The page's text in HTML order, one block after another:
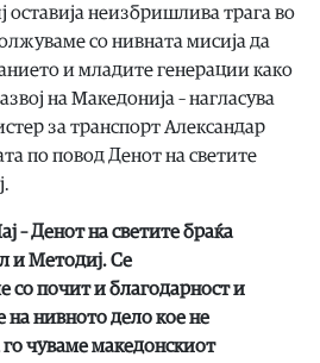
неизбришлива трага во
со нивната мисија да
и младите генерации како
на Македонија – нагласува
за транспорт Александар
по повод Денот на светите
– Денот на светите браќа
и Методиј. Се
со почит и благодарност и
на нивното дело кое не
го чуваме македонскиот